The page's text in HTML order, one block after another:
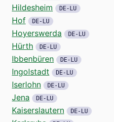
Hildesheim DE-LU
Hof DE-LU
Hoyerswerda DE-LU
Hürth DE-LU
Ibbenbüren DE-LU
Ingolstadt DE-LU
Iserlohn DE-LU
Jena DE-LU
Kaiserslautern DE-LU